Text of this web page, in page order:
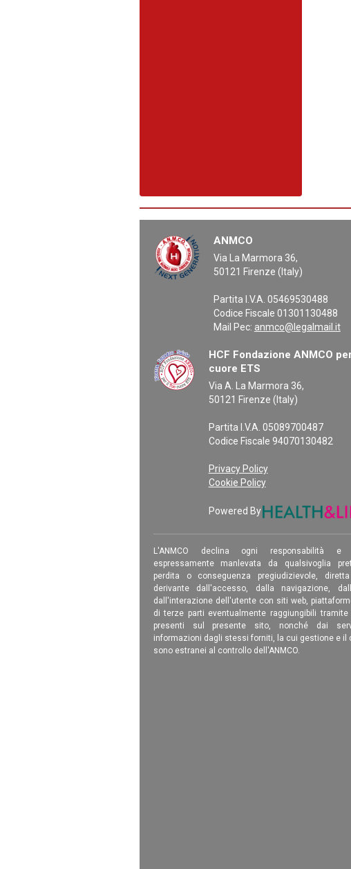
ANMCO
Via La Marmora 36,
50121 Firenze (Italy)
Partita I.V.A. 05469530488
Codice Fiscale 01301130488
Mail Pec: anmco@legalmail.it
HCF Fondazione ANMCO
cuore ETS
Via A. La Marmora 36,
50121 Firenze (Italy)
Partita I.V.A. 05089700487
Codice Fiscale 94070130482
Privacy Policy
Cookie Policy
Powered By
L'ANMCO declina ogni responsabilità
espressamente manlevata da qualsivoglia
perdita o conseguenza pregiudizievole,
derivante dall'accesso, dalla navigazione,
dall'interazione dell'utente con siti web,
di terze parti eventualmente raggiungibili tramite
presenti sul presente sito, nonché dai
informazioni dagli stessi forniti, la cui gestione e il
sono estranei al controllo dell'ANMCO.